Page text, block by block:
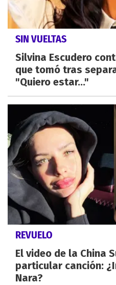
SIN VUELTAS
Silvina Escudero
que tomó tras
"Quiero estar..."
REVUELO
El video de la China
particular canción:
Nara?